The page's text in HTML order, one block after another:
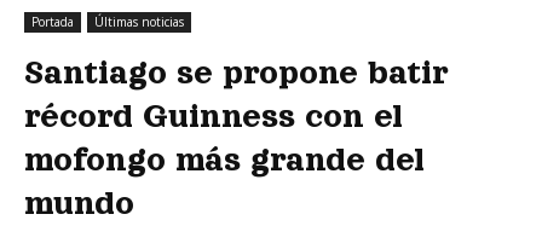
Portada Últimas noticias
Santiago se propone batir
récord Guinness con el
mofongo más grande del
mundo